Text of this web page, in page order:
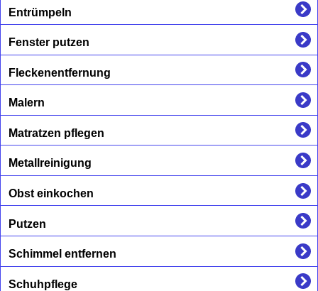
Entrümpeln
Fenster putzen
Fleckenentfernung
Malern
Matratzen pflegen
Metallreinigung
Obst einkochen
Putzen
Schimmel entfernen
Schuhpflege